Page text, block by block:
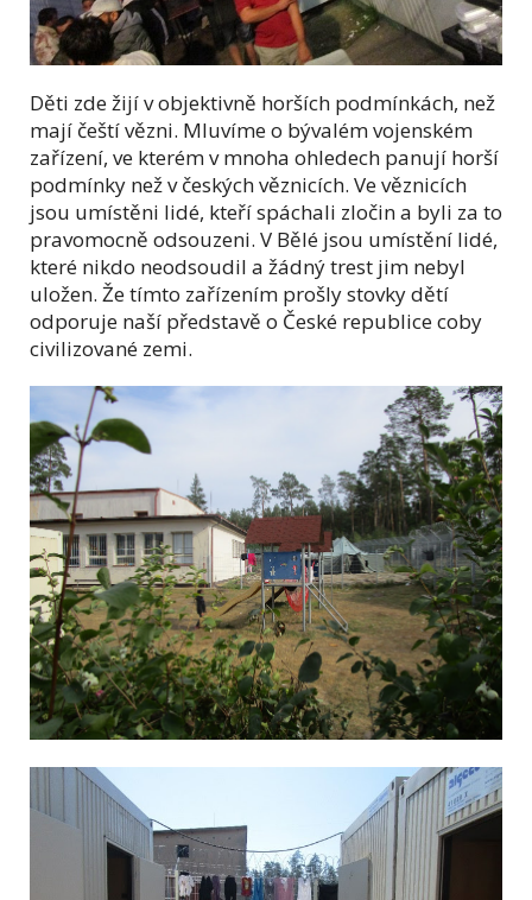
Děti zde žijí v objektivně horších podmínkách, než
mají čeští vězni. Mluvíme o bývalém vojenském
zařízení, ve kterém v mnoha ohledech panují horší
podmínky než v českých věznicích. Ve věznicích
jsou umístěni lidé, kteří spáchali zločin a byli za to
pravomocně odsouzeni. V Bělé jsou umístění lidé,
které nikdo neodsoudil a žádný trest jim nebyl
uložen. Že tímto zařízením prošly stovky dětí
odporuje naší představě o České republice coby
civilizované zemi.